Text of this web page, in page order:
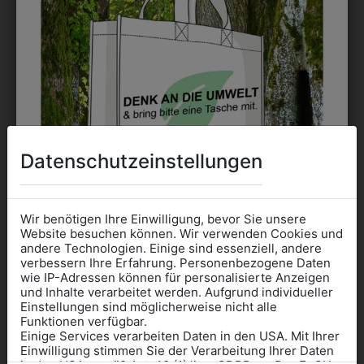
möglich.
DRUCK
Perfekt für große Logos und für kleine Details, jedoch
kostet jede Farbe extra und ist erst ab 12 Stück
möglich. Waschbar bis zu 60°C.
DAS KÖNNTE IHNEN
AUCH GEFALLEN
Datenschutzeinstellungen
Wir benötigen Ihre Einwilligung, bevor Sie unsere
Website besuchen können. Wir verwenden Cookies und
andere Technologien. Einige sind essenziell, andere
verbessern Ihre Erfahrung. Personenbezogene Daten
wie IP-Adressen können für personalisierte Anzeigen
und Inhalte verarbeitet werden. Aufgrund individueller
Einstellungen sind möglicherweise nicht alle
Funktionen verfügbar.
Einige Services verarbeiten Daten in den USA. Mit Ihrer
Einwilligung stimmen Sie der Verarbeitung Ihrer Daten
Informationen wenn Sie
Kleidung
für die SCHULE